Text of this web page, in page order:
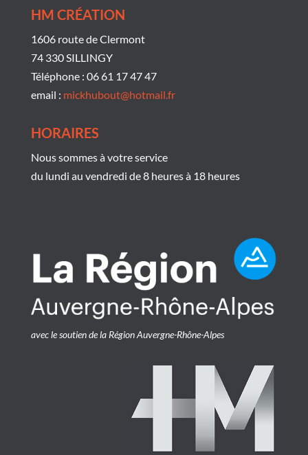
HM CRÉATION
1606 route de Clermont
74 330 SILLINGY
Téléphone : 06 61 17 47 47
email : mickhubout@hotmail.fr
HORAIRES
Nous sommes à votre service
du lundi au vendredi de 8 heures à 18 heures
avec le soutien de la Région Auvergne-Rhône-Alpes